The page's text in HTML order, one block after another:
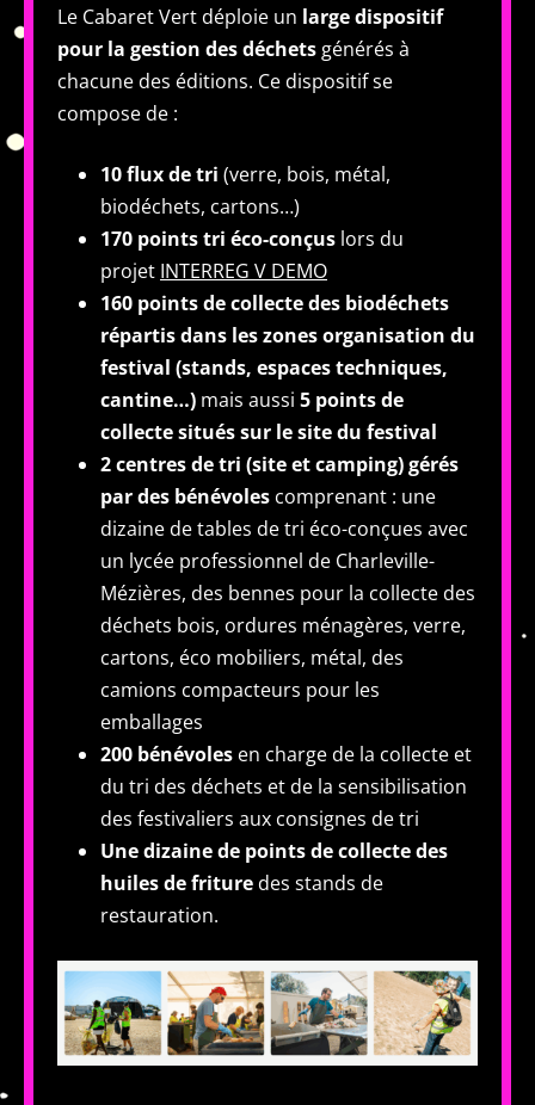
Le Cabaret Vert déploie un large dispositif
pour la gestion des déchetsgénérés à
chacune des éditions. Ce dispositif se
compose de :
10 flux detri (verre, bois, métal,
biodéchets, cartons…)
170 points tri éco-conçus lors du
projet INTERREG V DEMO
160 points de collecte des biodéchets
répartis dans les zones organisation du
festival (stands, espaces techniques,
cantine…) mais aussi 5 points de
collecte situés sur le site du festival
2 centres de tri (site et camping) gérés
par des bénévoles comprenant : une
dizaine de tables de tri éco-conçues avec
un lycée professionnel de Charleville-
Mézières, des bennes pour la collecte des
déchets bois, ordures ménagères, verre,
cartons, éco mobiliers, métal, des
camions compacteurs pour les
emballages
200 bénévoles en charge de la collecte et
du tri des déchets et de la sensibilisation
des festivaliers aux consignes de tri
Une dizaine de points de collecte des
huiles de frituredes stands de
restauration.